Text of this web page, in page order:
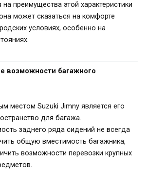
на преимущества этой характеристики
может сказаться на комфорте
условиях, особенно на
возможности багажного
местом Suzuki Jimny является его
для багажа.
заднего ряда сидений не всегда
общую вместимость багажника,
возможности перевозки крупных